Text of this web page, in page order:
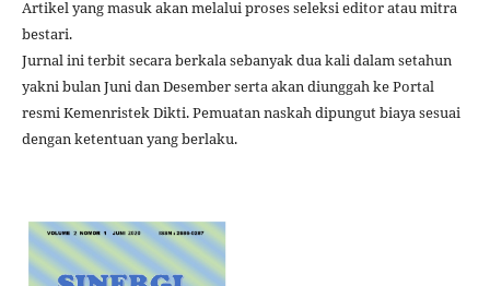
Artikel yang masuk akan melalui proses seleksi editor atau mitra
bestari.
Jurnal ini terbit secara berkala sebanyak dua kali dalam setahun
yakni bulan Juni dan Desember serta akan diunggah ke Portal
resmi Kemenristek Dikti. Pemuatan naskah dipungut biaya sesuai
dengan ketentuan yang berlaku.